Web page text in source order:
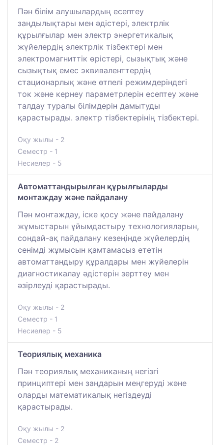
Пән білім алушылардың есептеу
заңдылықтары мен әдістері, электрлік
құрылғылар мен электр энергетикалық
жүйелердің электрлік тізбектері мен
электромагниттік өрістері, сызықтық және
сызықтық емес эквиваленттердің
стационарлық және өтпелі режимдеріндегі
ток және кернеу параметрлерін есептеу және
талдау туралы білімдерін дамытуды
қарастырады. электр тізбектерінің тізбектері.
Оқу жылы - 2
Семестр - 1
Несиелер - 5
Автоматтандырылған құрылғыларды
монтаждау және пайдалану
Пән монтаждау, іске қосу және пайдалану
жұмыстарын ұйымдастыру технологияларын,
сондай-ақ пайдалану кезеңінде жүйелердің
сенімді жұмысын қамтамасыз ететін
автоматтандыру құралдары мен жүйелерін
диагностикалау әдістерін зерттеу мен
әзірлеуді қарастырады.
Оқу жылы - 2
Семестр - 1
Несиелер - 5
Теориялық механика
Пән теориялық механиканың негізгі
принциптері мен заңдарын меңгеруді және
оларды математикалық негіздеуді
қарастырады.
Оқу жылы - 2
Семестр - 2